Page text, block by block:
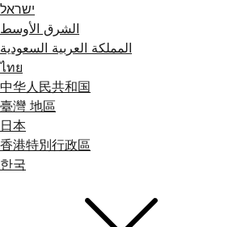
ישראל
الشرق الأوسط
المملكة العربية السعودية
ไทย
中华人民共和国
臺灣 地區
日本
香港特別行政區
한국